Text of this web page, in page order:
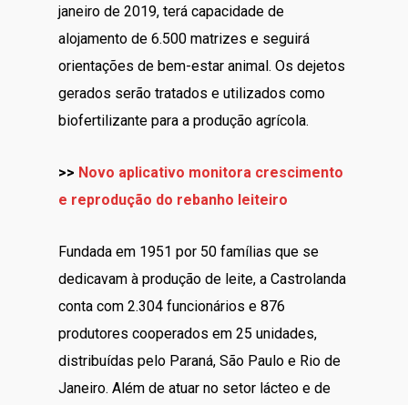
janeiro de 2019, terá capacidade de
alojamento de 6.500 matrizes e seguirá
orientações de bem-estar animal. Os dejetos
gerados serão tratados e utilizados como
biofertilizante para a produção agrícola.
>> Novo aplicativo monitora crescimento
e reprodução do rebanho leiteiro
Fundada em 1951 por 50 famílias que se
dedicavam à produção de leite, a Castrolanda
conta com 2.304 funcionários e 876
produtores cooperados em 25 unidades,
distribuídas pelo Paraná, São Paulo e Rio de
Janeiro. Além de atuar no setor lácteo e de